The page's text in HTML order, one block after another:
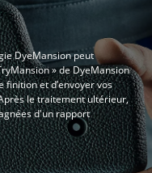
DyeMansion peut
» de DyeMansion
finition et d’envoyer vos
le traitement ultérieur,
d'un rapport